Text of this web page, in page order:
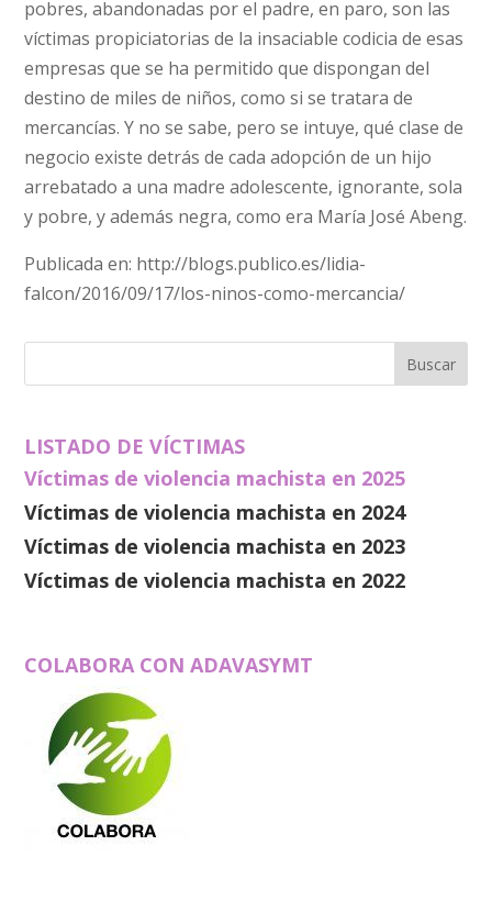
pobres, abandonadas por el padre, en paro, son las
víctimas propiciatorias de la insaciable codicia de esas
empresas que se ha permitido que dispongan del
destino de miles de niños, como si se tratara de
mercancías. Y no se sabe, pero se intuye, qué clase de
negocio existe detrás de cada adopción de un hijo
arrebatado a una madre adolescente, ignorante, sola
y pobre, y además negra, como era María José Abeng.
Publicada en: http://blogs.publico.es/lidia-
falcon/2016/09/17/los-ninos-como-mercancia/
LISTADO DE VÍCTIMAS
Víctimas de violencia machista en 2025
Víctimas de violencia machista en 2024
Víctimas de violencia machista en 2023
Víctimas de violencia machista en 2022
COLABORA CON ADAVASYMT